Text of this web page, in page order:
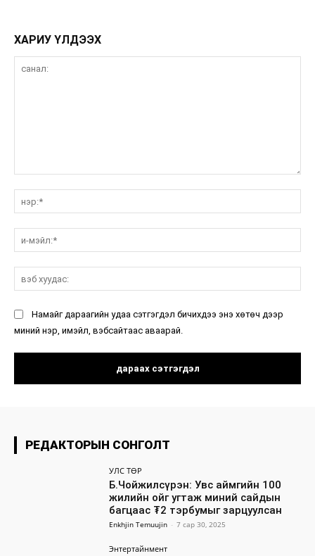
ХАРИУ ҮЛДЭЭХ
Намайг дараагийн удаа сэтгэгдэл бичихдээ энэ хөтөч дээр
миний нэр, имэйл, вэбсайтаас аваарай.
РЕДАКТОРЫН СОНГОЛТ
УЛС ТӨР
Б.Чойжилсүрэн: Увс аймгийн 100
жилийн ойг угтаж миний сайдын
багцаас ₮2 тэрбумыг зарцуулсан
Enkhjin Temuujin - 7 сар 30, 2025
Энтертайнмент